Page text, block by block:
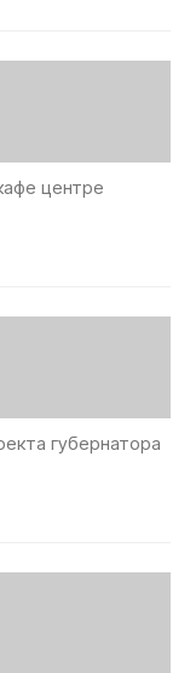
центре
губернатора